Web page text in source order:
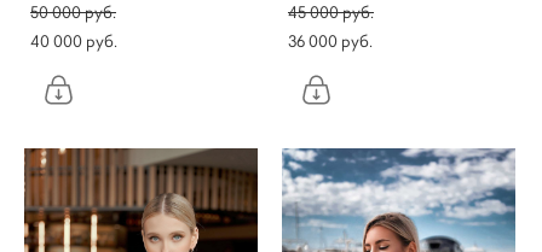
50 000 pуб.
40 000 pуб.
45 000 pуб.
36 000 pуб.